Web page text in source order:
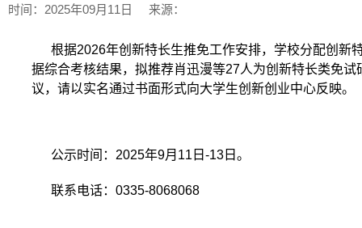
时间：2025年09月11日 来源：
根据2026年创新特长生推免工作安排，学校分配创新
据综合考核结果，拟推荐肖迅漫等27人为创新特长类免试
议，请以实名通过书面形式向大学生创新创业中心反映。
公示时间：2025年9月11日-13日。
联系电话：0335-8068068